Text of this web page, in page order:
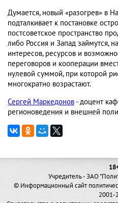
Думается, новый «разогрев» в
подталкивает к постановке
постсоветское пространство
либо Россия и Запад займутся,
интересов, ресурсов и
переговоров и кооперации
нулевой суммой, при которой
многократно возрастают.
Сергей Маркедонов- доцент
регионоведения и внешней
Учредитель - ЗАО
© Информационный сайт
2001-